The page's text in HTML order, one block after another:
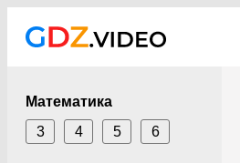
Математика
3
4 5 6